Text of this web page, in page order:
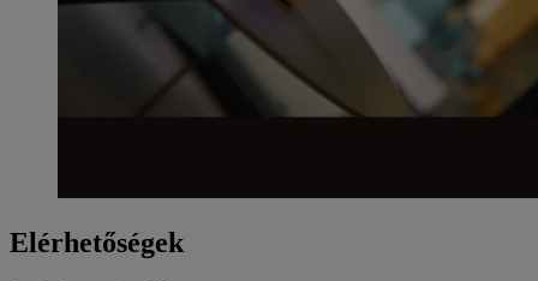
Elérhetőségek